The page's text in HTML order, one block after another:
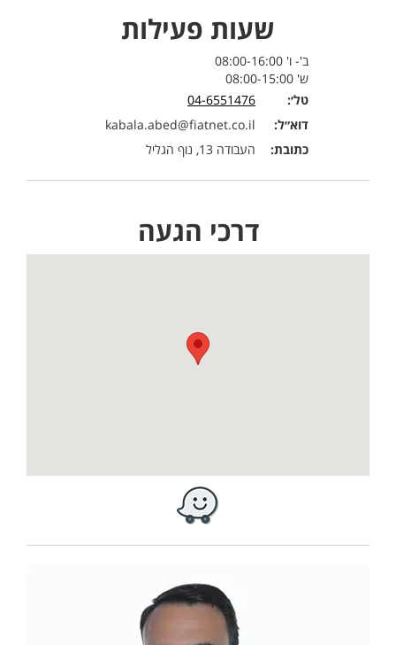
שעות פעילות
ב'- ו' 08:00-16:00
ש' 08:00-15:00
טל׳:
04-6551476
דוא״ל:
kabala.abed@fiatnet.co.il
כתובת:
העבודה 13, נוף הגליל
דרכי הגעה